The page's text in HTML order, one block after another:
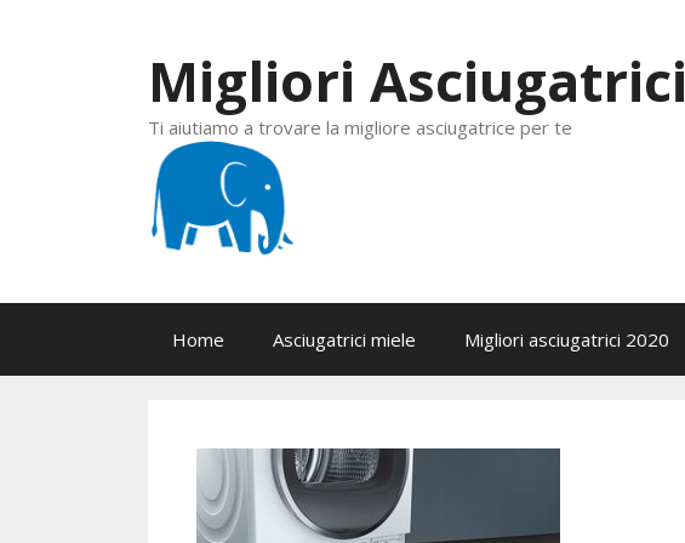
Migliori Asciugatrici
Ti aiutiamo a trovare la migliore asciugatrice per te
Home Asciugatrici miele Migliori asciugatrici 2020